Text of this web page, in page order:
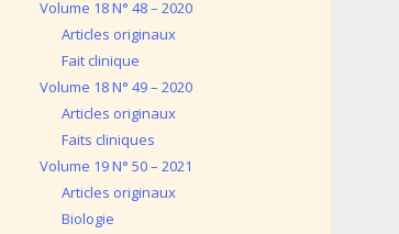
Volume 18 N° 48 – 2020
Articles originaux
Fait clinique
Volume 18 N° 49 – 2020
Articles originaux
Faits cliniques
Volume 19 N° 50 – 2021
Articles originaux
Biologie